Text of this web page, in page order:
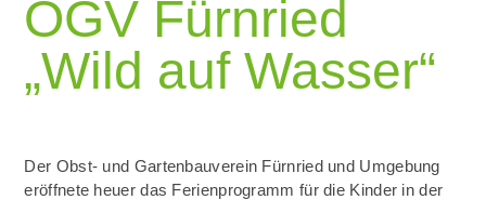
OGV Fürnried
„Wild auf Wasser“
Der Obst- und Gartenbauverein Fürnried und Umgebung
eröffnete heuer das Ferienprogramm für die Kinder in der